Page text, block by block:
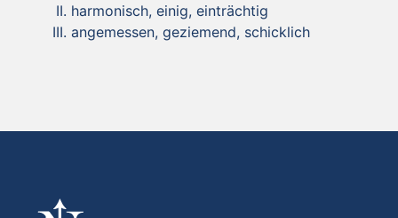
harmonisch, einig, einträchtig
angemessen, geziemend, schicklich